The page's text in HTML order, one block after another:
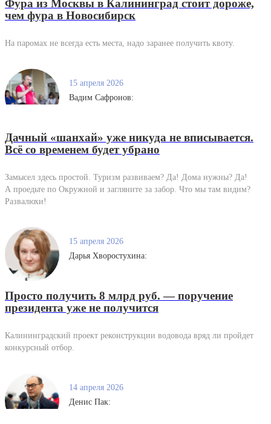
Фура из Москвы в Калининград стоит дороже,
чем фура в Новосибирск
На паромах не всегда есть места, надо заранее получить квоту.
15 апреля 2026
Вадим Сафронов:
Дачный «шанхай» уже никуда не вписывается.
Всё со временем будет убрано
Замысел здесь простой. Туризм развиваем? Да! Дома нужны? Да!
А проедьте по Окружной и загляните за забор. Что мы там видим?
Развалюхи!
15 апреля 2026
Дарья Хворостухина:
Просто получить 8 млрд руб. — поручение
президента уже не получится
Калининградский проект реконструкции водовода вряд ли пройдет
конкурсный отбор.
14 апреля 2026
Денис Пак: